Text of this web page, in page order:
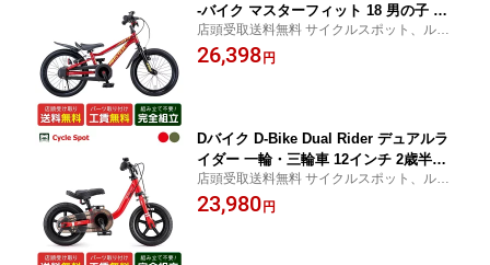
-バイク マスターフィット 18 男の子 幼
児自転車 子供 18インチ 4〜6歳 [D-BIKE
Master Fit 18]
店頭受取送料無料 サイクルスポット、ルサ
イク店舗受取指定で、防犯登録可・盗難補
償に加入可・即乗車可・不要車引取可
26,398円
Dバイク D-Bike Dual Rider デュアルラ
イダー 一輪・三輪車 12インチ 2歳半〜6
歳 [Dual Rider]
店頭受取送料無料 サイクルスポット、ルサ
イク店舗受取指定で、防犯登録可・盗難補
償に加入可・即乗車可・不要車引取可
23,980円